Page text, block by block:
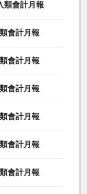
類會計月報
會計月報
會計月報
會計月報
會計月報
會計月報
會計月報